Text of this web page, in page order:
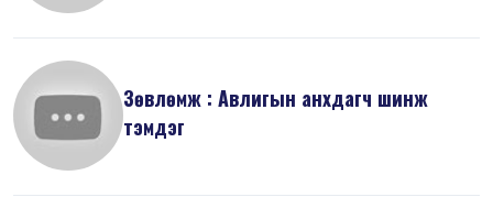
Зөвлөмж : Авлигын анхдагч шинж
тэмдэг